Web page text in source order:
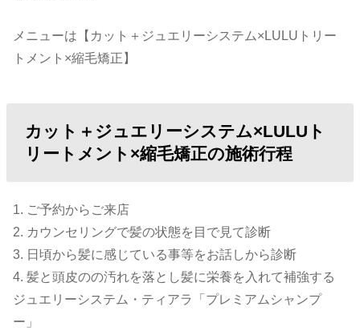
メニューは【カット＋ジュエリーシステム×LULUトリー
トメント×縮毛矯正】
カット＋ジュエリーシステム×LULUト
リートメント×縮毛矯正の施術行程
1. ご予約からご来店
2. カウンセリングで髪の状態を目で見て診断
3. 日頃から髪に感じている事等をお話しから診断
4. 髪と頭皮のの汚れを落とし髪に栄養を入れて補強する
ジュエリーシステム・ティアラ「プレミアムシャンプ
ー」